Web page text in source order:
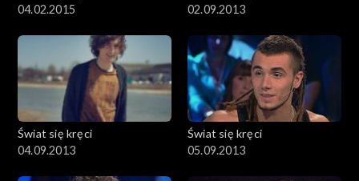
04.02.2015
02.09.2013
Świat się kręci
04.09.2013
Świat się kręci
05.09.2013